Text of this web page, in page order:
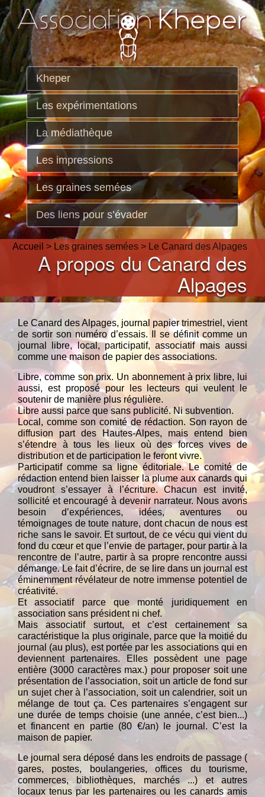
Kheper
Les expérimentations
La médiathèque
Les impressions
Les graines semées
Des liens pour s’évader
Accueil > Les graines semées > Le Canard des Alpages
A propos du Canard des
Alpages
Le Canard des Alpages, journal papier trimestriel, vient
de sortir son numéro d’essais. Il se définit comme un
journal libre, local, participatif, associatif mais aussi
comme une maison de papier des associations.
Libre, comme son prix. Un abonnement à prix libre, lui
aussi, est proposé pour les lecteurs qui veulent le
soutenir de manière plus régulière.
Libre aussi parce que sans publicité. Ni subvention.
Local, comme son comité de rédaction. Son rayon de
diffusion part des Hautes-Alpes, mais entend bien
s’étendre à tous les lieux où des forces vives de
distribution et de participation le feront vivre.
Participatif comme sa ligne éditoriale. Le comité de
rédaction entend bien laisser la plume aux canards qui
voudront s’essayer à l’écriture. Chacun est invité,
sollicité et encouragé à devenir narrateur. Nous avons
besoin d’expériences, idées, aventures ou
témoignages de toute nature, dont chacun de nous est
riche sans le savoir. Et surtout, de ce vécu qui vient du
fond du cœur et que l’envie de partager, pour partir à la
rencontre de l’autre, partir à sa propre rencontre aussi
démange. Le fait d’écrire, de se lire dans un journal est
éminemment révélateur de notre immense potentiel de
créativité.
Et associatif parce que monté juridiquement en
association sans président ni chef.
Mais associatif surtout, et c’est certainement sa
caractéristique la plus originale, parce que la moitié du
journal (au plus), est portée par les associations qui en
deviennent partenaires. Elles possèdent une page
entière (3000 caractères max.) pour proposer soit une
présentation de l’association, soit un article de fond sur
un sujet cher à l’association, soit un calendrier, soit un
mélange de tout ça. Ces partenaires s’engagent sur
une durée de temps choisie (une année, c’est bien...)
et financent en partie (80 €/an) le journal. C’est la
maison de papier.
Le journal sera déposé dans les endroits de passage (
gares, postes, boulangeries, offices du tourisme,
commerces, bibliothèques, marchés ...) et autres
locaux tenus par les partenaires ou les canards amis